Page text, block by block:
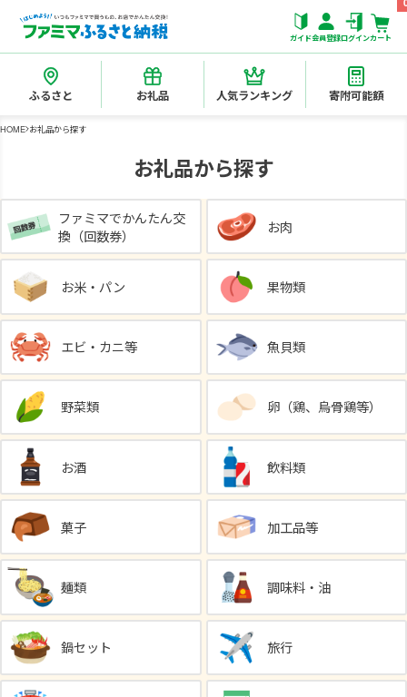
ガイド会員登録ログインカート
ふるさと お礼品 人気ランキング 寄附可能額
HOME お礼品から探す
お礼品から探す
ファミマでかんたん交
換（回数券）
お肉
お米・パン 果物類
エビ・カニ等 魚貝類
野菜類 卵（鶏、烏骨鶏等）
お酒 飲料類
菓子 加工品等
麺類 調味料・油
鍋セット 旅行